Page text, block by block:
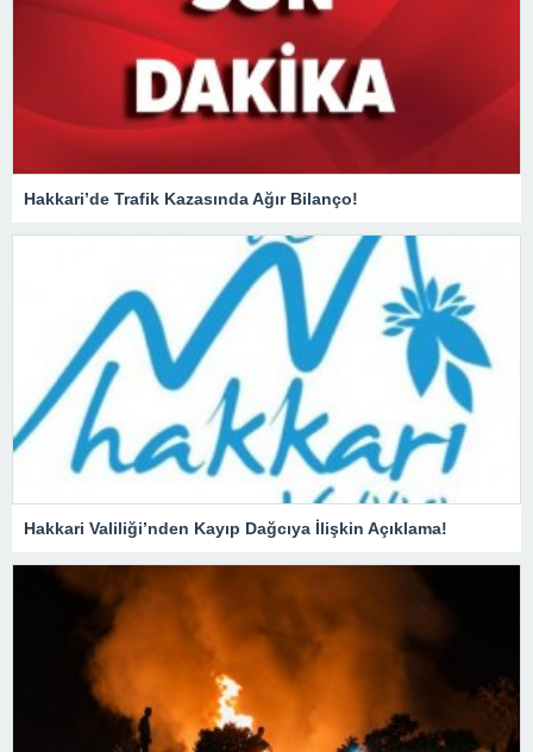
Hakkari’de Trafik Kazasında Ağır Bilanço!
Hakkari Valiliği’nden Kayıp Dağcıya İlişkin Açıklama!